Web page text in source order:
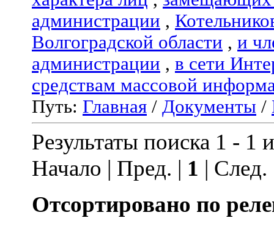
администрации ,
Волгоградской области , и
администрации , в сети
средствам массовой
Путь: Главная / Документы /
Результаты поиска 1 - 1
Начало | Пред. | 1 |
Отсортировано по